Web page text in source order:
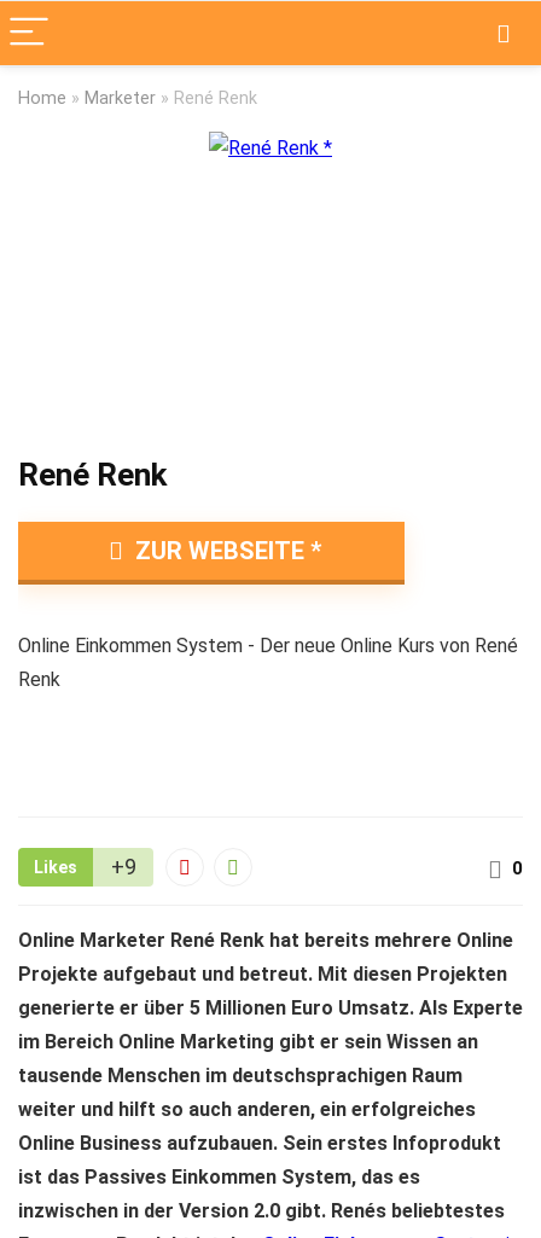
Home » Marketer » René Renk
René Renk
ZUR WEBSEITE
Online Einkommen System - Der neue Online Kurs von René
Renk
0
Likes +9
Online Marketer René Renk hat bereits mehrere Online
Projekte aufgebaut und betreut. Mit diesen Projekten
generierte er über 5 Millionen Euro Umsatz. Als Experte
im Bereich Online Marketing gibt er sein Wissen an
tausende Menschen im deutschsprachigen Raum
weiter und hilft so auch anderen, ein erfolgreiches
Online Business aufzubauen. Sein erstes Infoprodukt
ist das Passives Einkommen System, das es
inzwischen in der Version 2.0 gibt. Renés beliebtestes